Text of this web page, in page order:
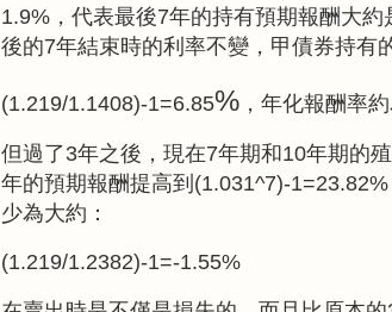
1.9%，代表最後7年的持有預期報酬大
後的7年結束時的利率不變，甲債券持有
(1.219/1.1408)-1=6.85% ，年化報酬率
但過了3年之後，現在7年期和10年期的
年的預期報酬提高到(1.031^7)-
少為大約：
(1.219/1.2382)-1=-1.55%